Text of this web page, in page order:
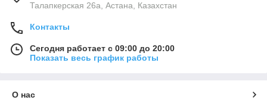
Талапкерская 26а, Астана, Казахстан
Контакты
Сегодня работает с 09:00 до 20:00
Показать весь график работы
О нас